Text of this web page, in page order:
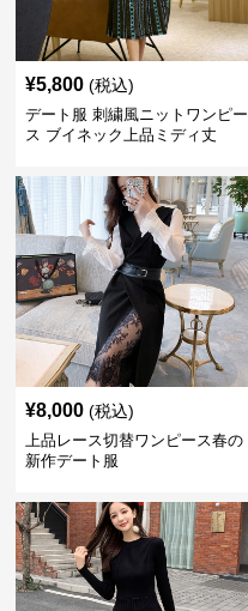
¥5,800 (税込)
デート服 刺繍風ニットワンピー
ス ブイネック上品ミディ丈
¥8,000 (税込)
上品レース切替ワンピース春の
新作デート服